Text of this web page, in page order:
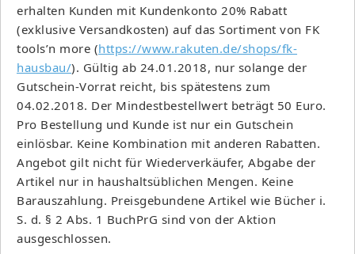
erhalten Kunden mit Kundenkonto 20% Rabatt
(exklusive Versandkosten) auf das Sortiment von FK
tools’n more (https://www.rakuten.de/shops/fk-
hausbau/). Gültig ab 24.01.2018, nur solange der
Gutschein-Vorrat reicht, bis spätestens zum
04.02.2018. Der Mindestbestellwert beträgt 50 Euro.
Pro Bestellung und Kunde ist nur ein Gutschein
einlösbar. Keine Kombination mit anderen Rabatten.
Angebot gilt nicht für Wiederverkäufer, Abgabe der
Artikel nur in haushaltsüblichen Mengen. Keine
Barauszahlung. Preisgebundene Artikel wie Bücher i.
S. d. § 2 Abs. 1 BuchPrG sind von der Aktion
ausgeschlossen.